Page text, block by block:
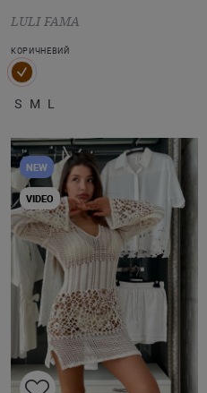
LULI FAMA
КОРИЧНЕВИЙ
S M L
NEW
VIDEO